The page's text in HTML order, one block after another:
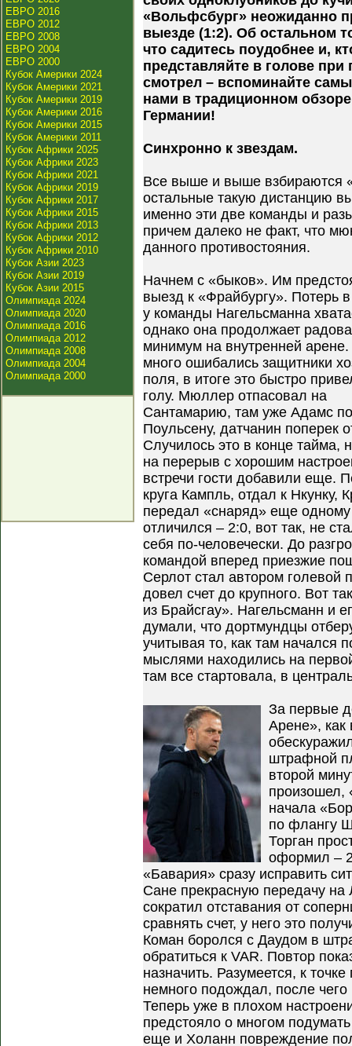
ЕВРО 2016
ЕВРО 2012
ЕВРО 2008
ЕВРО 2004
ЕВРО 2000
Кубок Америки 2024
Кубок Америки 2021
Кубок Америки 2019
Кубок Америки 2016
Кубок Америки 2015
Кубок Америки 2011
Кубок Африки 2025
Кубок Африки 2023
Кубок Африки 2021
Кубок Африки 2019
Кубок Африки 2017
Кубок Африки 2015
Кубок Африки 2013
Кубок Африки 2012
Кубок Африки 2010
Кубок Азии 2023
Кубок Азии 2019
Кубок Азии 2015
Олимпиада 2024
Олимпиада 2020
Олимпиада 2016
Олимпиада 2012
Олимпиада 2008
Олимпиада 2004
Олимпиада 2000
«Вольфсбург» неожиданно
выезде (1:2). Об остальном
что садитесь поудобнее и,
представляйте в голове
смотрел – вспоминайте
нами в традиционном
Германии!
Синхронно к звездам.
Все выше и выше взбираются
остальные такую дистанцию
именно эти две команды и
причем далеко не факт, что
данного противостояния.
Начнем с «быков». Им
выезд к «Фрайбургу». Потерь
у команды Нагельсманна
однако она продолжает
минимум на внутренней
много ошибались защитники
поля, в итоге это быстро
голу. Мюллер отпасовал на
Сантамарию, там уже Адамс
Поульсену, датчанин поперек
Случилось это в конце тайма,
на перерыв с хорошим
встречи гости добавили еще.
круга Кампль, отдал к Нкунку,
передал «снаряд» еще одному
отличился – 2:0, вот так, не
себя по-человечески. До
командой вперед приезжие
Серлот стал автором голевой
довел счет до крупного. Вот
из Брайсгау». Нагельсманн и
думали, что дортмундцы
учитывая то, как там начался
мыслями находились на
там все стартовала, в
За первые
Арене», как
штрафной
второй
произошел,
начала
по флангу
Торган
оформил –
«Бавария» сразу исправить
Сане прекрасную передачу на
сократил отставания от
сравнять счет, у него это
Коман боролся с Даудом в
обратиться к VAR. Повтор
назначить. Разумеется, к
немного подождал, после
Теперь уже в плохом
предстояло о многом
еще и Холанн повреждение